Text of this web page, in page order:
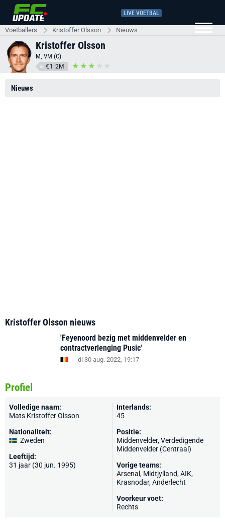
LIVE VOETBAL
Voetballers Kristoffer Olsson Nieuws
Kristoffer Olsson
M, VM (C)
€1.2M
Nieuws
Kristoffer Olsson nieuws
'Feyenoord bezig met middenvelder en
contractverlenging Pusic'
di 30 aug. 2022, 19:17
Profiel
Volledige naam:
Mats Kristoffer Olsson
Nationaliteit:
Zweden
Leeftijd:
31 jaar (30 jun. 1995)
Interlands:
45
Positie:
Middenvelder, Verdedigende
Middenvelder (Centraal)
Vorige teams:
Arsenal , Midtjylland,AIK,
Krasnodar,Anderlecht
Voorkeur voet:
Rechts